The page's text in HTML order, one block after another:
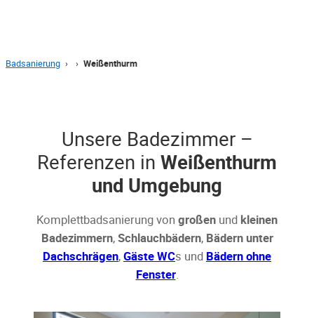
Badsanierung › › Weißenthurm
Unsere Badezimmer –
Referenzen in Weißenthurm
und Umgebung
Komplettbadsanierung von großen und kleinen
Badezimmern,Schlauchbädern, Bädern unter
Dachschrägen,Gäste WCs und Bädern ohne
Fenster.